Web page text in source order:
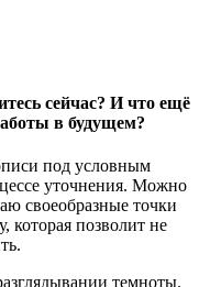
сейчас? И что ещё
в будущем?
под условным
уточнения. Можно
своеобразные точки
позволит не
темноты.